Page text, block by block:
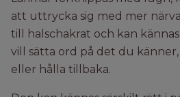
att uttrycka sig med mer
till halschakrat och kan
vill sätta ord på det du
eller hålla tillbaka.